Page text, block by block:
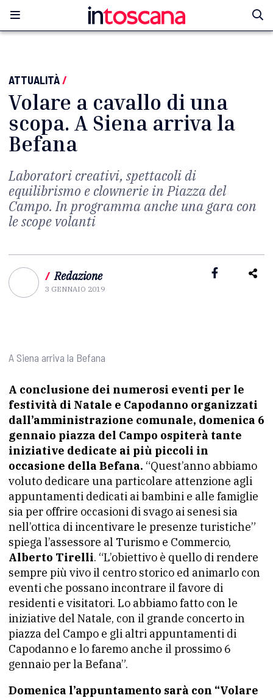
ATTUALITÀ/
Volare a cavallo di una
scopa. A Siena arriva la
Befana
Laboratori creativi, spettacoli di
equilibrismo e clownerie in Piazza del
Campo. In programma anche una gara con
le scope volanti
/ Redazione
3 GENNAIO 2019
A Siena arriva la Befana
A conclusione dei numerosi eventi per le
festività di Natale e Capodanno organizzati
dall’amministrazione comunale, domenica 6
gennaio piazza del Campo ospiterà tante
iniziative dedicate ai più piccoli in
occasione della Befana. “Quest’anno abbiamo
voluto dedicare una particolare attenzione agli
appuntamenti dedicati ai bambini e alle famiglie
sia per offrire occasioni di svago ai senesi sia
nell’ottica di incentivare le presenze turistiche”
spiega l’assessore al Turismo e Commercio,
Alberto Tirelli. “L’obiettivo è quello di rendere
sempre più vivo il centro storico ed animarlo con
eventi che possano incontrare il favore di
residenti e visitatori. Lo abbiamo fatto con le
iniziative del Natale, con il grande concerto in
piazza del Campo e gli altri appuntamenti di
Capodanno e lo faremo anche il prossimo 6
gennaio per la Befana”.
Domenica l’appuntamento sarà con “Volare